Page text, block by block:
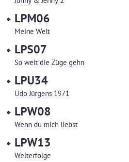
LPM06
Meine Welt
LPS07
So weit die Züge gehn
LPU34
Udo Jürgens 1971
LPW08
Wenn du mich liebst
LPW13
Welterfolge